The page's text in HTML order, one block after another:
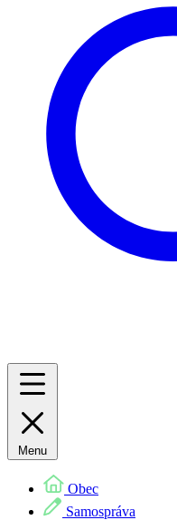
Menu
Obec
Samospráva